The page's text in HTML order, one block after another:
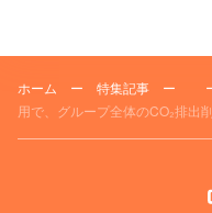
ホーム ー 特集記事 ー
用で、グループ全体のCO₂排出